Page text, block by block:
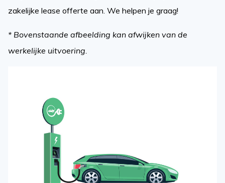
zakelijke lease offerte aan. We helpen je graag!
* Bovenstaande afbeelding kan afwijken van de
werkelijke uitvoering.